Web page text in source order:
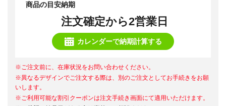
商品の目安納期
注文確定から2営業日
カレンダーで納期計算する
※ご注文前に、在庫状況をお問い合わせください。
※異なるデザインでご注文する際は、別のご注文としてお手続きをお願
いします。
※ご利用可能な割引クーポンは注文手続き画面にて適用いただけます。